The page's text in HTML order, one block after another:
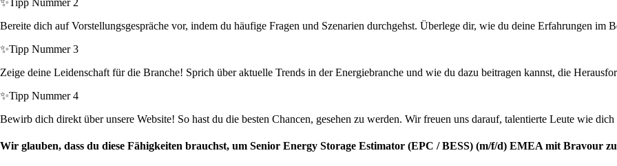
✨Tipp Nummer 2
Bereite dich auf Vorstellungsgespräche vor, indem du häufige Fragen und Szenarien durchgehst. Überlege dir, wie du deine Erfahrungen im
✨Tipp Nummer 3
Zeige deine Leidenschaft für die Branche! Sprich über aktuelle Trends in der Energiebranche und wie du dazu beitragen kannst, die
✨Tipp Nummer 4
Bewirb dich direkt über unsere Website! So hast du die besten Chancen, gesehen zu werden. Wir freuen uns darauf, talentierte Leute wie
Wir glauben, dass du diese Fähigkeiten brauchst, um Senior Energy Storage Estimator (EPC / BESS) (m/f/d) EMEA mit Bravour zu